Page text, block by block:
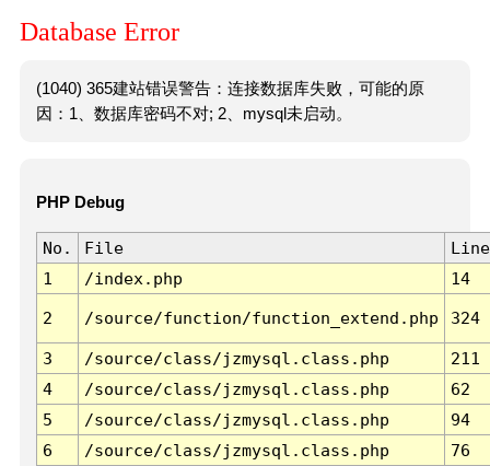
Database Error
(1040) 365建站错误警告：连接数据库失败，可能的原
因：1、数据库密码不对; 2、mysql未启动。
PHP Debug
No. File
Line
1
/index.php 14
2 /source/function/function_extend.php 324
3 /source/class/jzmysql.class.php
211
4
/source/class/jzmysql.class.php
62
5
/source/class/jzmysql.class.php
94
6
/source/class/jzmysql.class.php 76